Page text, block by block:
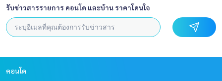
รับข่าวสารรายการ คอนโด และบ้าน ราคาโดนใจ
คอนโด